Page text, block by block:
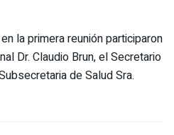
la primera reunión participaron
Dr. Claudio Brun, el Secretario
de Salud Sra.